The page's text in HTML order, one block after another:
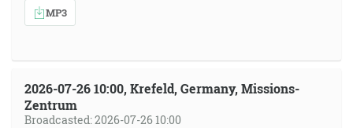
MP3
2026-07-26 10:00, Krefeld, Germany, Missions-
Zentrum
Broadcasted: 2026-07-26 10:00